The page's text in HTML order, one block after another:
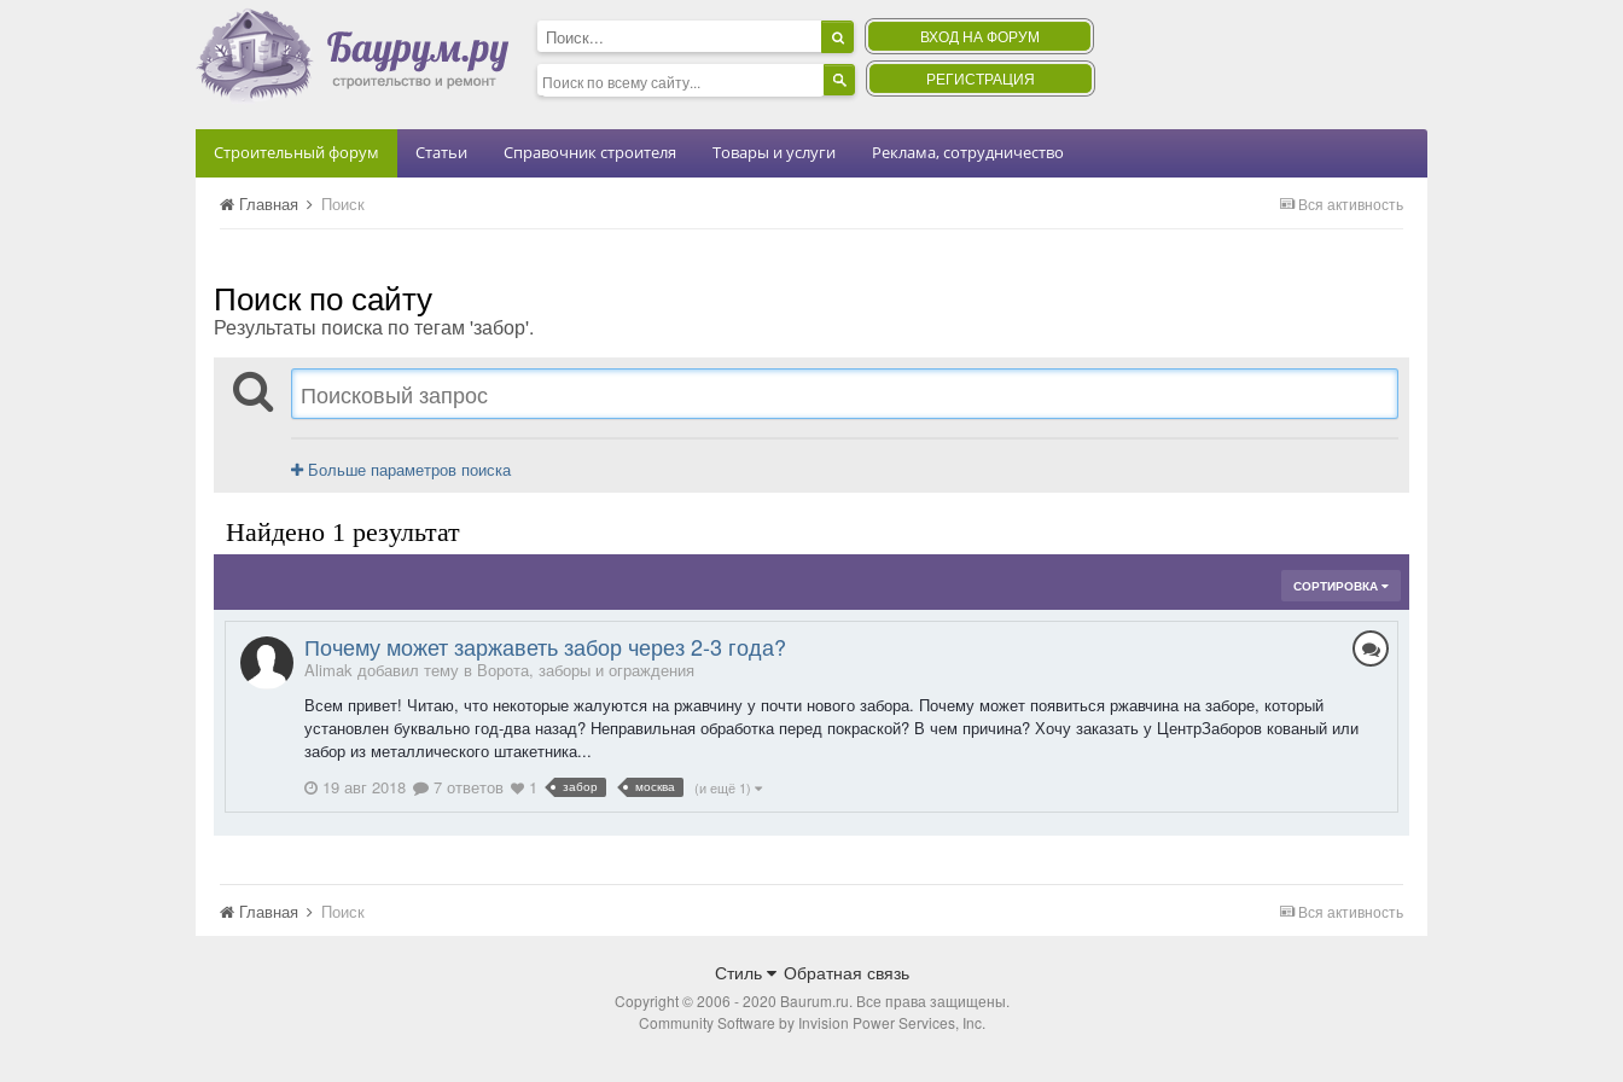
ВХОД НА ФОРУМ
РЕГИСТРАЦИЯ
Строительный форум Статьи Справочник строителя Товары и услуги Реклама, сотрудничество
Вся активность
Главная Поиск
Поиск по сайту
Результаты поиска по тегам 'забор'.
Больше параметров поиска
Найдено 1 результат
СОРТИРОВКА
Почему может заржаветь забор через 2-3 года?
Alimak добавил тему в Ворота, заборы и ограждения
Всем привет! Читаю, что некоторые жалуются на ржавчину у почти нового забора. Почему может появиться ржавчина на заборе, который
установлен буквально год-два назад? Неправильная обработка перед покраской? В чем причина? Хочу заказать у ЦентрЗаборов кованый или
забор из металлического штакетника...
19 авг 2018
7 ответов 1 забор москва (и ещё 1)
Вся активность
Главная Поиск
Стиль Обратная связь
Copyright © 2006 - 2020 Baurum.ru. Все права защищены.
Community Software by Invision Power Services, Inc.